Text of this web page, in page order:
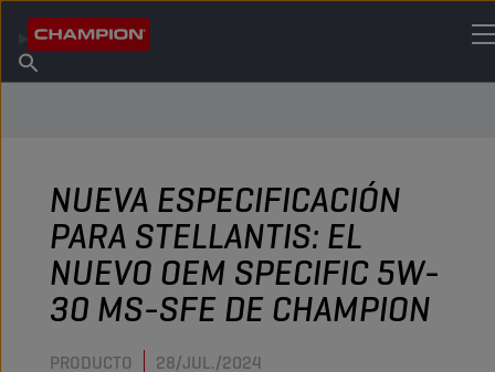
Acerca de champion
Encuentra un punto de venta
NUEVA ESPECIFICACIÓN
PARA STELLANTIS: EL
NUEVO OEM SPECIFIC 5W-
30 MS-SFE DE CHAMPION
PRODUCTO 28/JUL./2024